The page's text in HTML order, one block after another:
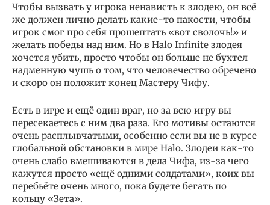
Чтобы вызвать у игрока ненависть к злодею, он всё
же должен лично делать какие-то пакости, чтобы
игрок смог про себя прошептать «вот сволочь!» и
желать победы над ним. Но в Halo Infinite злодея
хочется убить, просто чтобы он больше не бухтел
надменную чушь о том, что человечество обречено
и скоро он положит конец Мастеру Чифу.
Есть в игре и ещё один враг, но за всю игру вы
пересекаетесь с ним два раза. Его мотивы остаются
очень расплывчатыми, особенно если вы не в курсе
глобальной обстановки в мире Halo. Злодеи как-то
очень слабо вмешиваются в дела Чифа, из-за чего
кажутся просто «ещё одними солдатами», коих вы
перебьёте очень много, пока будете бегать по
кольцу «Зета».